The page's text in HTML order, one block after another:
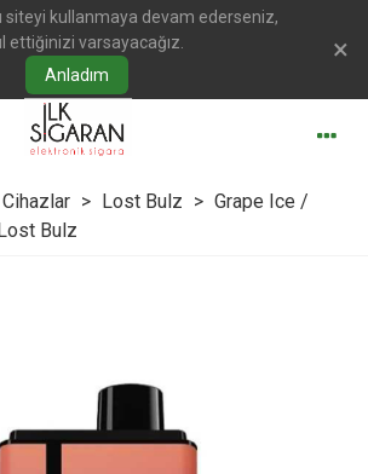
siteyi kullanmaya devam ederseniz,
ettiğinizi varsayacağız.
Anladım
×
> Lost Bulz > Grape Ice /
Bulz